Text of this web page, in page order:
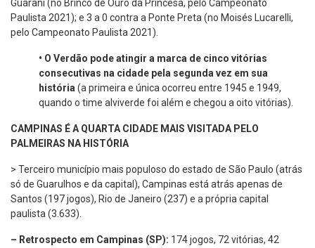
Guarani (no Brinco de Ouro da Princesa, pelo Campeonato
Paulista 2021); e 3 a 0 contra a Ponte Preta (no Moisés Lucarelli,
pelo Campeonato Paulista 2021).
• O Verdão pode atingir a marca de cinco vitórias
consecutivas na cidade pela segunda vez em sua
história (a primeira e única ocorreu entre 1945 e 1949,
quando o time alviverde foi além e chegou a oito vitórias).
CAMPINAS É A QUARTA CIDADE MAIS VISITADA PELO
PALMEIRAS NA HISTÓRIA
> Terceiro município mais populoso do estado de São Paulo (atrás
só de Guarulhos e da capital), Campinas está atrás apenas de
Santos (197 jogos), Rio de Janeiro (237) e a própria capital
paulista (3.633).
– Retrospecto em Campinas (SP): 174 jogos, 72 vitórias, 42